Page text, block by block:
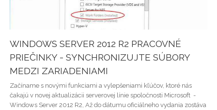
WINDOWS SERVER 2012 R2 PRACOVNÉ
PRIEČINKY - SYNCHRONIZUJTE SÚBORY
MEDZI ZARIADENIAMI
Začíname s novými funkciami a vylepšeniami kľúčov, ktoré nás
čakajú v novej aktualizácii serverovej línie spoločnosti Microsoft -
Windows Server 2012 R2, Až do dátumu oficiálneho vydania zostáva